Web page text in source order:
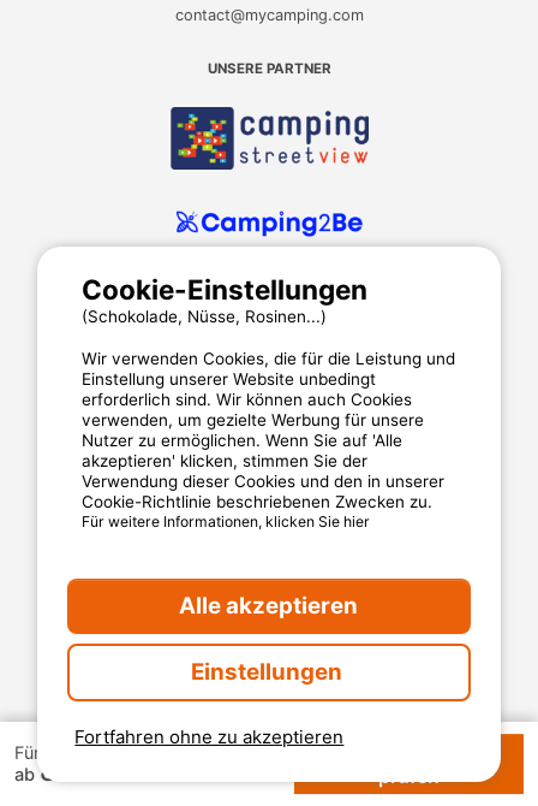
Für 1 Woche
ab 87 €
Verfügbarkeiten
prüfen
contact@mycamping.com
UNSERE PARTNER
MyCamping.com
Impressum
Allgemeine Nutzungsbedingungen
Cookies
MyCamping.com steht für
Eine 100% sichere Zahlungsabwicklung
Engagierten Kundenservice
Die besten Campingplätze
Fortfahren ohne zu akzeptieren
Cookie-Einstellungen
(Schokolade, Nüsse, Rosinen...)
Wir verwenden Cookies, die für die Leistung und
Einstellung unserer Website unbedingt
erforderlich sind. Wir können auch Cookies
verwenden, um gezielte Werbung für unsere
Nutzer zu ermöglichen. Wenn Sie auf 'Alle
akzeptieren' klicken, stimmen Sie der
Verwendung dieser Cookies und den in unserer
Cookie-Richtlinie beschriebenen Zwecken zu.
Für weitere Informationen, klicken Sie hier
Alle akzeptieren
Einstellungen